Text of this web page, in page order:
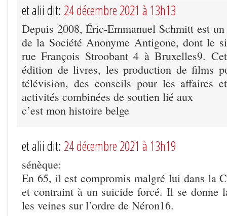
et alii dit: 24 décembre 2021 à 13h13
Depuis 2008, Éric-Emmanuel Schmitt est
de la Société Anonyme Antigone, dont le
rue François Stroobant 4 à Bruxelles9.
édition de livres, les production de films
télévision, des conseils pour les affaires
activités combinées de soutien lié aux
c’est mon histoire belge
et alii dit: 24 décembre 2021 à 13h19
sénèque:
En 65, il est compromis malgré lui dans la
et contraint à un suicide forcé. Il se donne
les veines sur l’ordre de Néron16.